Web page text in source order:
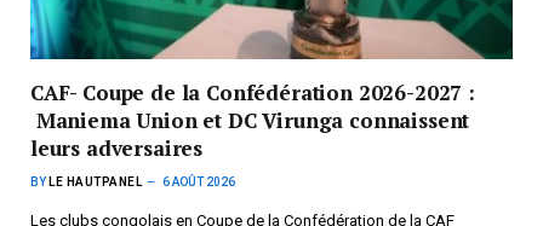
CAF- Coupe de la Confédération 2026-2027 :
Maniema Union et DC Virunga connaissent
leurs adversaires
BY LE HAUTPANEL 6 AOÛT 2026
Les clubs congolais en Coupe de la Confédération de la CAF